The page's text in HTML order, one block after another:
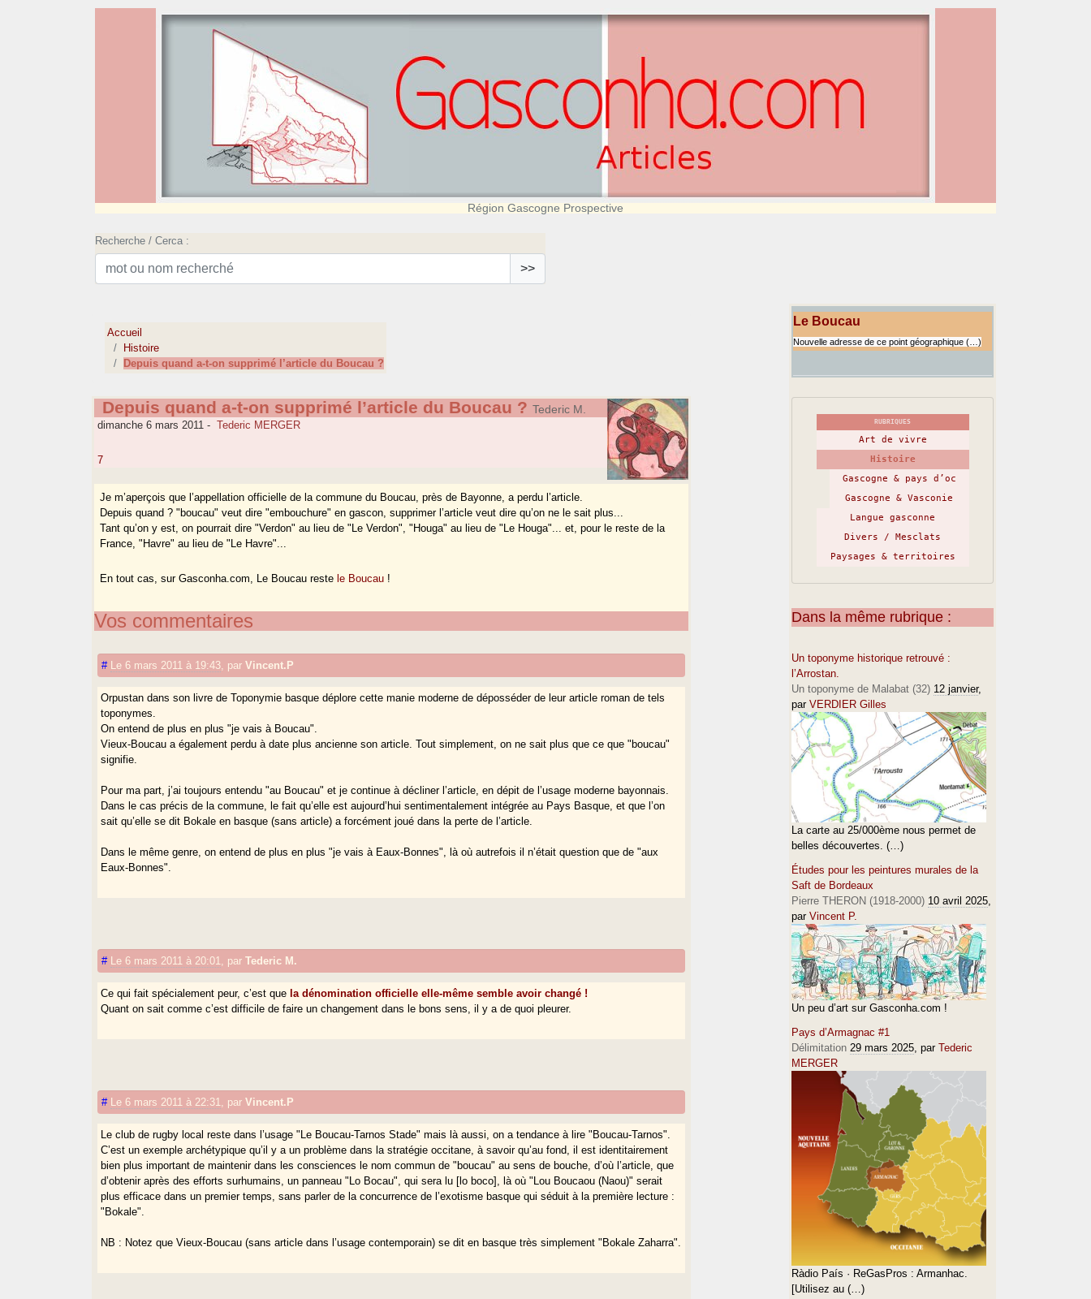
Région Gascogne Prospective
Recherche / Cerca :
>>
Accueil
Histoire
Depuis quand a-t-on supprimé l’article du Boucau ?
Depuis quand a-t-on supprimé l’article du Boucau ? Tederic M.
dimanche 6 mars 2011 - Tederic MERGER
7
Je m’aperçois que l’appellation officielle de la commune du Boucau, près de Bayonne, a perdu l’article.
Depuis quand ? "boucau" veut dire "embouchure" en gascon, supprimer l’article veut dire qu’on ne le sait plus...
Tant qu’on y est, on pourrait dire "Verdon" au lieu de "Le Verdon", "Houga" au lieu de "Le Houga"... et, pour le reste de la
France, "Havre" au lieu de "Le Havre"...
En tout cas, sur Gasconha.com, Le Boucau reste le Boucau !
Vos commentaires
# Le 6 mars 2011 à 19:43 parVincent.P
Orpustan dans son livre de Toponymie basque déplore cette manie moderne de déposséder de leur article roman de tels
toponymes.
On entend de plus en plus "je vais à Boucau".
Vieux-Boucau a également perdu à date plus ancienne son article. Tout simplement, on ne sait plus que ce que "boucau"
signifie.
Pour ma part, j’ai toujours entendu "au Boucau" et je continue à décliner l’article, en dépit de l’usage moderne bayonnais.
Dans le cas précis de la commune, le fait qu’elle est aujourd’hui sentimentalement intégrée au Pays Basque, et que l’on
sait qu’elle se dit Bokale en basque (sans article) a forcément joué dans la perte de l’article.
Dans le même genre, on entend de plus en plus "je vais à Eaux-Bonnes", là où autrefois il n’était question que de "aux
Eaux-Bonnes".
# Le 6 mars 2011 à 20:01 parTederic M.
Ce qui fait spécialement peur, c’est quela dénomination officielle elle-même semble avoir changé !
Quant on sait comme c’est difficile de faire un changement dans le bons sens, il y a de quoi pleurer.
# Le 6 mars 2011 à 22:31 parVincent.P
Le club de rugby local reste dans l’usage "Le Boucau-Tarnos Stade" mais là aussi, on a tendance à lire "Boucau-Tarnos".
C’est un exemple archétypique qu’il y a un problème dans la stratégie occitane, à savoir qu’au fond, il est identitairement
bien plus important de maintenir dans les consciences le nom commun de "boucau" au sens de bouche, d’où l’article, que
d’obtenir après des efforts surhumains, un panneau "Lo Bocau", qui sera lu [lo boco], là où "Lou Boucaou (Naou)" serait
plus efficace dans un premier temps, sans parler de la concurrence de l’exotisme basque qui séduit à la première lecture :
"Bokale".
NB : Notez que Vieux-Boucau (sans article dans l’usage contemporain) se dit en basque très simplement "Bokale Zaharra".
Le Boucau
Nouvelle adresse de ce point géographique (…)
RUBRIQUES
Art de vivre
Histoire
Gascogne & pays d’oc
Gascogne & Vasconie
Langue gasconne
Divers / Mesclats
Paysages & territoires
Dans la même rubrique :
Un toponyme historique retrouvé :
l’Arrostan.
Un toponyme de Malabat (32) 12 janvier,
par VERDIER Gilles
La carte au 25/000ème nous permet de
belles découvertes. (…)
Études pour les peintures murales de la
Saft de Bordeaux
Pierre THERON (1918-2000) 10 avril 2025,
par Vincent P.
Un peu d’art sur Gasconha.com !
Pays d’Armagnac #1
Délimitation 29 mars 2025, par Tederic
MERGER
Ràdio País · ReGasPros : Armanhac.
[Utilisez au (…)